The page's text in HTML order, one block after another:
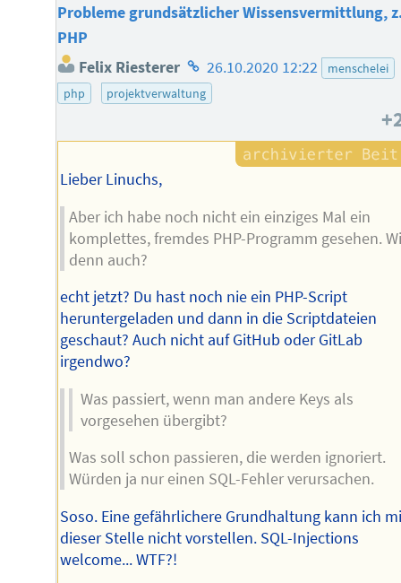
Probleme grundsätzlicher Wissensvermittlung,
PHP
Felix Riesterer Homepage
des
26.10.2020 12:22
menschelei
php
projektverwaltung
Lieber Linuchs,
Aber ich habe noch nicht ein einziges Mal ein
komplettes, fremdes PHP-Programm gesehen.
denn auch?
echt jetzt? Du hast noch nie ein PHP-Script
heruntergeladen und dann in die Scriptdateien
geschaut? Auch nicht auf GitHub oder GitLab
irgendwo?
Was passiert, wenn man andere Keys als
vorgesehen übergibt?
Was soll schon passieren, die werden ignoriert.
Würden ja nur einen SQL-Fehler verursachen.
Soso. Eine gefährlichere Grundhaltung kann ich
dieser Stelle nicht vorstellen. SQL-Injections
welcome... WTF?!